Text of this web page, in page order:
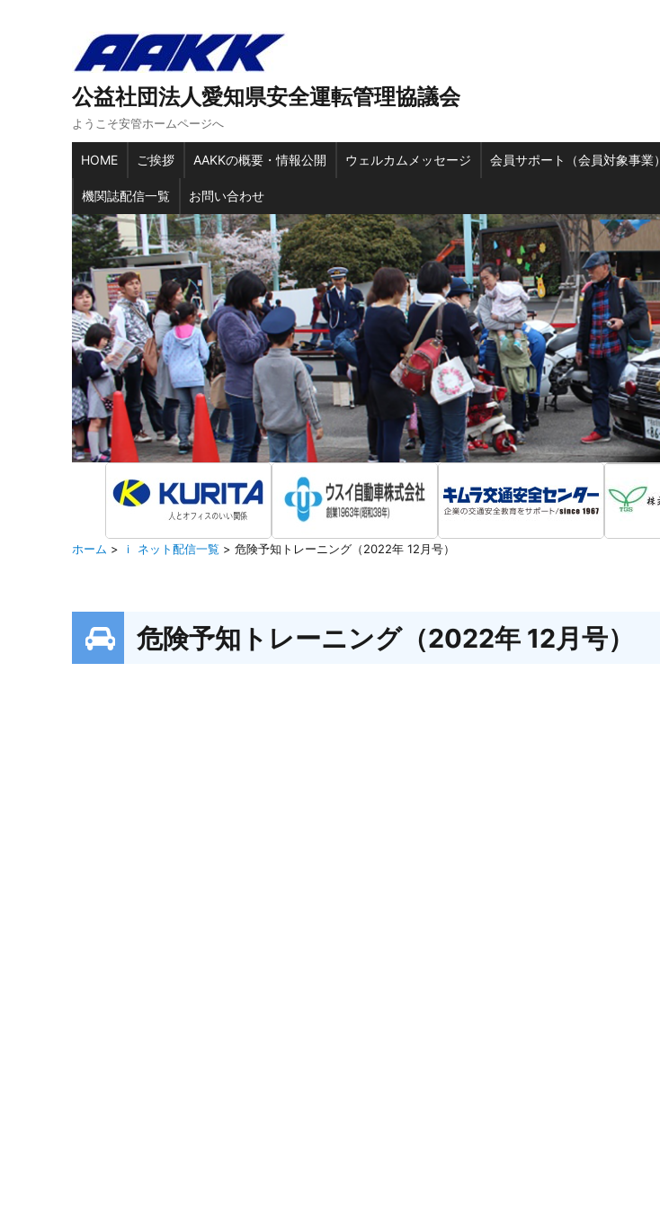
公益社団法人愛知県安全運転管理協議会
ようこそ安管ホームページへ
HOME ご挨拶 AAKKの概要・情報公開 ウェルカムメッセージ 会員サポート（会員対象事業）
機関誌配信一覧 お問い合わせ
ホーム > ｉ ネット配信一覧 >危険予知トレーニング（2022年 12月号）
危険予知トレーニング（2022年 12月号）